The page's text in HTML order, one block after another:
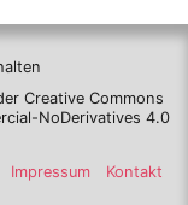
Creative Commons
NoDerivatives 4.0
Impressum Kontakt